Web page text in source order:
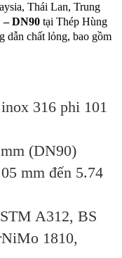
Thái Lan, Trung
– DN90 tại Thép Hùng
dẫn chất lỏng, bao gồm
316 phi 101
(DN90)
mm đến 5.74
A312, BS
1810,